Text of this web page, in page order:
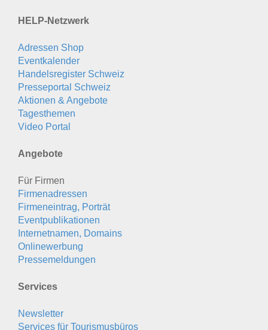
HELP-Netzwerk
Adressen Shop
Eventkalender
Handelsregister Schweiz
Presseportal Schweiz
Aktionen & Angebote
Tagesthemen
Video Portal
Angebote
Für Firmen
Firmenadressen
Firmeneintrag, Porträt
Eventpublikationen
Internetnamen, Domains
Onlinewerbung
Pressemeldungen
Services
Newsletter
Services für Tourismusbüros